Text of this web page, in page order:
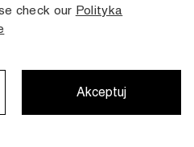
Regulamin
Karta stałego
Klienta
check our Polityka
Akceptuj